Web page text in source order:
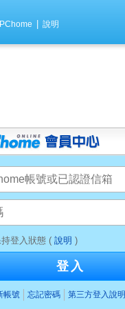
說明
登入狀態 ( 說明 )
登入
帳號 忘記密碼 第三方登入說明